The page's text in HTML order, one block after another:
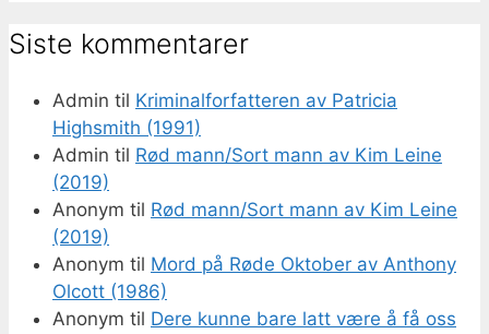
Siste kommentarer
Admin til Kriminalforfatteren av Patricia
Highsmith (1991)
Admin til Rød mann/Sort mann av Kim Leine
(2019)
Anonym til Rød mann/Sort mann av Kim Leine
(2019)
Anonym til Mord på Røde Oktober av Anthony
Olcott (1986)
Anonym til Dere kunne bare latt være å få oss